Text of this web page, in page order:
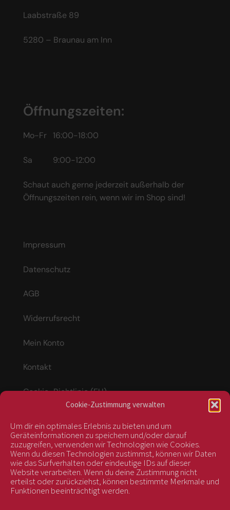
Cookie-Zustimmung verwalten
Um dir ein optimales Erlebnis zu bieten und um
Geräteinformationen zu speichern und/oder darauf
zuzugreifen, verwenden wir Technologien wie Cookies.
Wenn du diesen Technologien zustimmst, können wir Daten
wie das Surfverhalten oder eindeutige IDs auf dieser
Website verarbeiten. Wenn du deine Zustimmung nicht
erteilst oder zurückziehst, können bestimmte Merkmale und
Funktionen beeinträchtigt werden.
Laabstraße 89
5280 – Braunau am Inn
Öffnungszeiten:
Mo-Fr 16:00-18:00
Sa 9:00-12:00
Schaut auch gerne jederzeit außerhalb der
Öffnungszeiten rein, wenn wir im Shop sind!
Impressum
Datenschutz
AGB
Widerrufsrecht
Mein Konto
Kontakt
Cookie-Richtlinie (EU)
Vertrag widerrufen
kontrolliert durch: